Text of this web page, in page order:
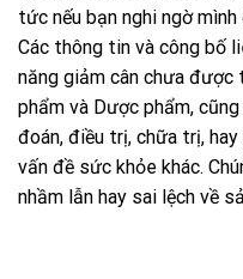
tức nếu bạn nghi ngờ
Các thông tin và công bố
năng giảm cân chưa
phẩm và Dược phẩm,
đoán, điều trị, chữa trị,
vấn đề sức khỏe khác.
nhầm lẫn hay sai lệch về